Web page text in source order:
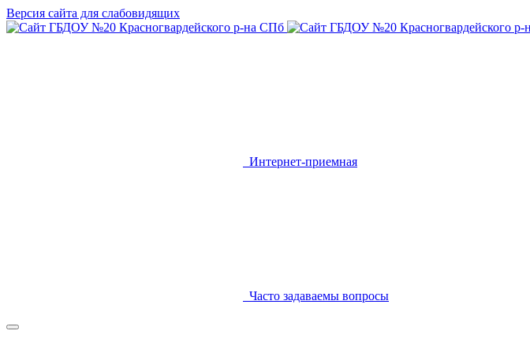
Версия сайта для слабовидящих
Интернет-приемная
Часто задаваемы вопросы